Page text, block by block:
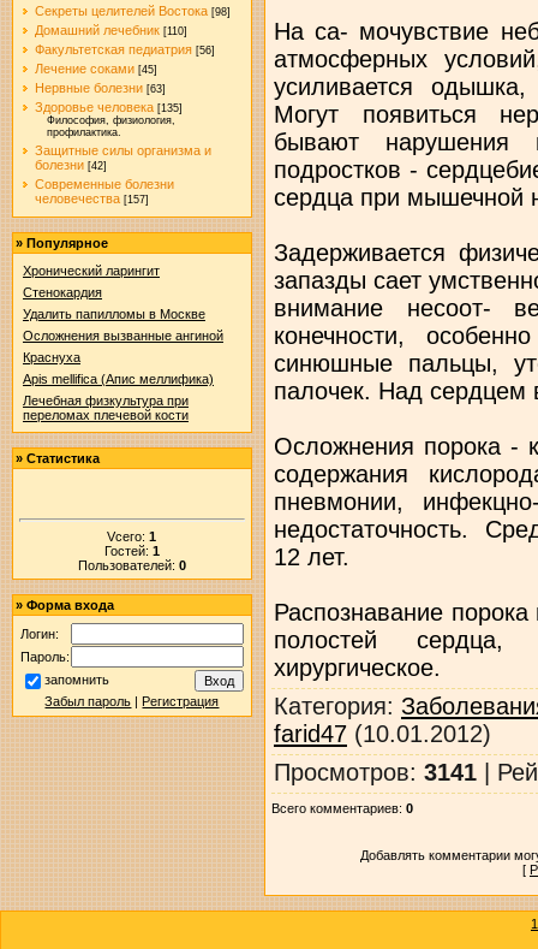
Секреты целителей Востока [98]
Домашний лечебник [110]
Факультетская педиатрия [56]
Лечение соками [45]
Нервные болезни [63]
Здоровье человека [135]
Философия, физиология,
профилактика.
Защитные силы организма и
болезни [42]
Современные болезни
человечества [157]
» Популярное
Хронический ларингит
Стенокардия
Удалить папилломы в Москве
Осложнения вызванные ангиной
Краснуха
Apis mellifica (Апис меллифика)
Лечебная физкультура при
переломах плечевой кости
» Статистика
Vсего:1
Гостей: 1
Пользователей: 0
» Форма входа
Логин:
Пароль:
запомнить
Забыл пароль |Регистрация
На са- мочувствие
атмосферных
усиливается
Могут появиться
бывают нарушения
подростков -
сердца при мышечной
Задерживается
запазды сает
внимание несоот-
конечности,
синюшные пальцы,
палочек. Над сердцем
Осложнения порока -
содержания
пневмонии,
недостаточность.
12 лет.
Распознавание
полостей сердца,
хирургическое.
Категория:
farid47(10.01.2012)
Просмотров: 3141|
Всего комментариев: 0
Добавлять комментарии
[